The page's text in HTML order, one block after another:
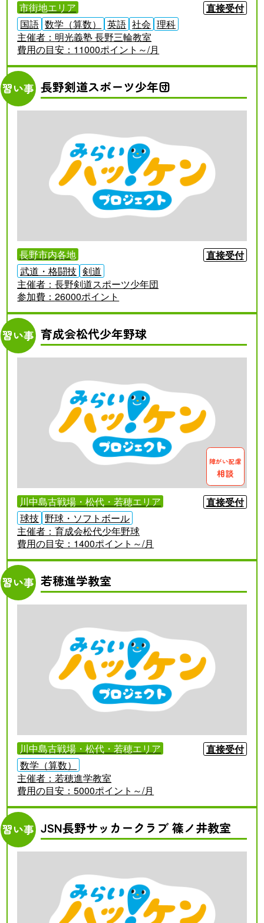
市街地エリア
直接受付
国語 数学（算数） 英語 社会 理科
主催者： 明光義塾 長野三輪教室
費用の目安： 11000ポイント～/月
習い事 長野剣道スポーツ少年団
長野市内各地
直接受付
武道・格闘技 剣道
主催者：長野剣道スポーツ少年団
参加費：26000ポイント
習い事 育成会松代少年野球
障がい配慮
相談
川中島古戦場・松代・若穂エリア
直接受付
球技 野球・ソフトボール
主催者：育成会松代少年野球
費用の目安： 1400ポイント～/月
習い事 若穂進学教室
川中島古戦場・松代・若穂エリア
直接受付
数学（算数）
主催者：若穂進学教室
費用の目安：5000ポイント～/月
習い事 JSN長野サッカークラブ 篠ノ井教室